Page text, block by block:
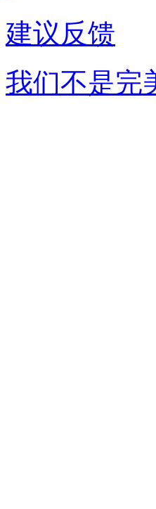
建议反馈
我们不是完